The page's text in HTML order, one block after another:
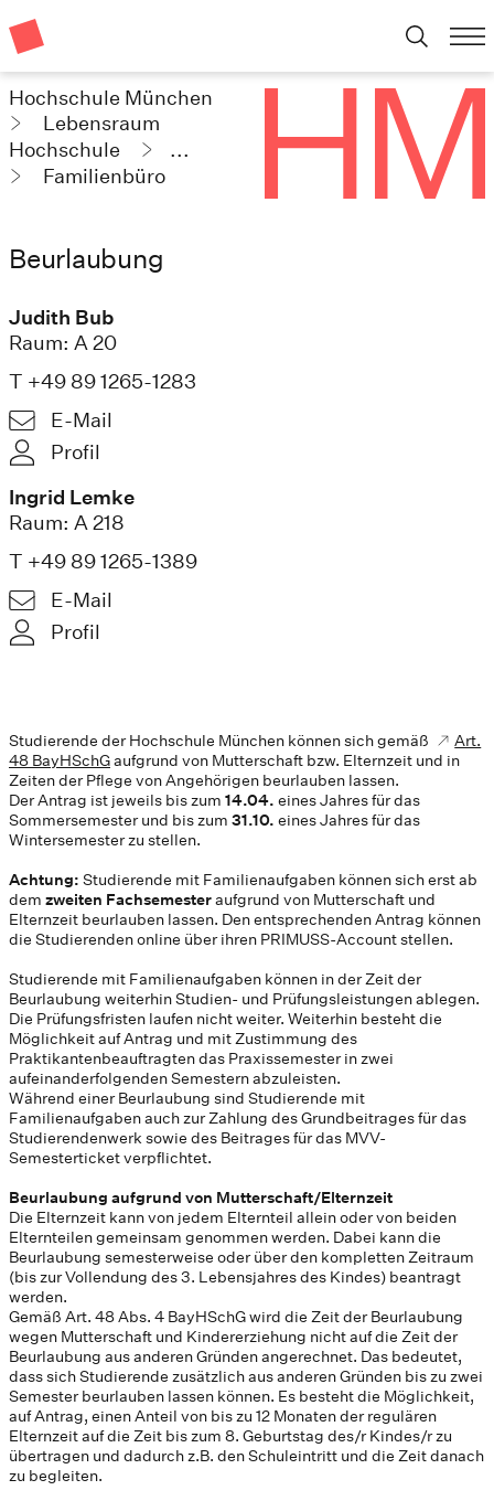
Hochschule München
Lebensraum
Hochschule
...
Familienbüro
Beurlaubung
Judith Bub
Raum: A 20
T +49 89 1265-1283
E-Mail
Profil
Ingrid Lemke
Raum: A 218
T +49 89 1265-1389
E-Mail
Profil
Studierende der Hochschule München können sich gemäß
Art.
48 BayHSchGaufgrund von Mutterschaft bzw. Elternzeit und in
Zeiten der Pflege von Angehörigen beurlauben lassen.
Der Antrag ist jeweils bis zum 14.04. eines Jahres für das
Sommersemester und bis zum 31.10. eines Jahres für das
Wintersemester zu stellen.
Achtung: Studierende mit Familienaufgaben können sich erst ab
dem zweiten Fachsemesteraufgrund von Mutterschaft und
Elternzeit beurlauben lassen. Den entsprechenden Antrag können
die Studierenden online über ihren PRIMUSS-Account stellen.
Studierende mit Familienaufgaben können in der Zeit der
Beurlaubung weiterhin Studien- und Prüfungsleistungen ablegen.
Die Prüfungsfristen laufen nicht weiter. Weiterhin besteht die
Möglichkeit auf Antrag und mit Zustimmung des
Praktikantenbeauftragten das Praxissemester in zwei
aufeinanderfolgenden Semestern abzuleisten.
Während einer Beurlaubung sind Studierende mit
Familienaufgaben auch zur Zahlung des Grundbeitrages für das
Studierendenwerk sowie des Beitrages für das MVV-
Semesterticket verpflichtet.
Beurlaubung aufgrund von Mutterschaft/Elternzeit
Die Elternzeit kann von jedem Elternteil allein oder von beiden
Elternteilen gemeinsam genommen werden. Dabei kann die
Beurlaubung semesterweise oder über den kompletten Zeitraum
(bis zur Vollendung des 3. Lebensjahres des Kindes) beantragt
werden.
Gemäß Art. 48 Abs. 4 BayHSchG wird die Zeit der Beurlaubung
wegen Mutterschaft und Kindererziehung nicht auf die Zeit der
Beurlaubung aus anderen Gründen angerechnet. Das bedeutet,
dass sich Studierende zusätzlich aus anderen Gründen bis zu zwei
Semester beurlauben lassen können. Es besteht die Möglichkeit,
auf Antrag, einen Anteil von bis zu 12 Monaten der regulären
Elternzeit auf die Zeit bis zum 8. Geburtstag des/r Kindes/r zu
übertragen und dadurch z.B. den Schuleintritt und die Zeit danach
zu begleiten.